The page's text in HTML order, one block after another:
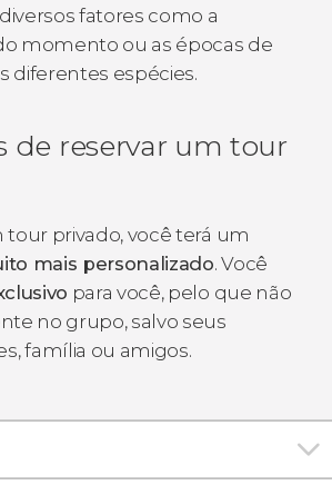
fatores como a
momento ou as épocas de
diferentes espécies.
de reservar um tour
tour privado, você terá um
mais personalizado. Você
para você, pelo que não
no grupo, salvo seus
família ou amigos.